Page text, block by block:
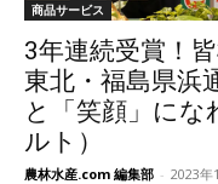
商品サービス
3年連続受賞！
東北・福島県浜
と「笑顔」にな
ルト）
農林水産.com 編集部 - 2023年